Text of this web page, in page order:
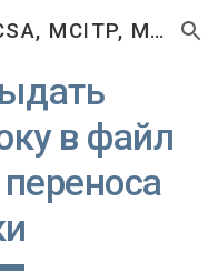
Skip to navigation
Raymond - MCSE, MCSA, MCITP, MCTS, MCP, RHCSA, RHCT.
в файл